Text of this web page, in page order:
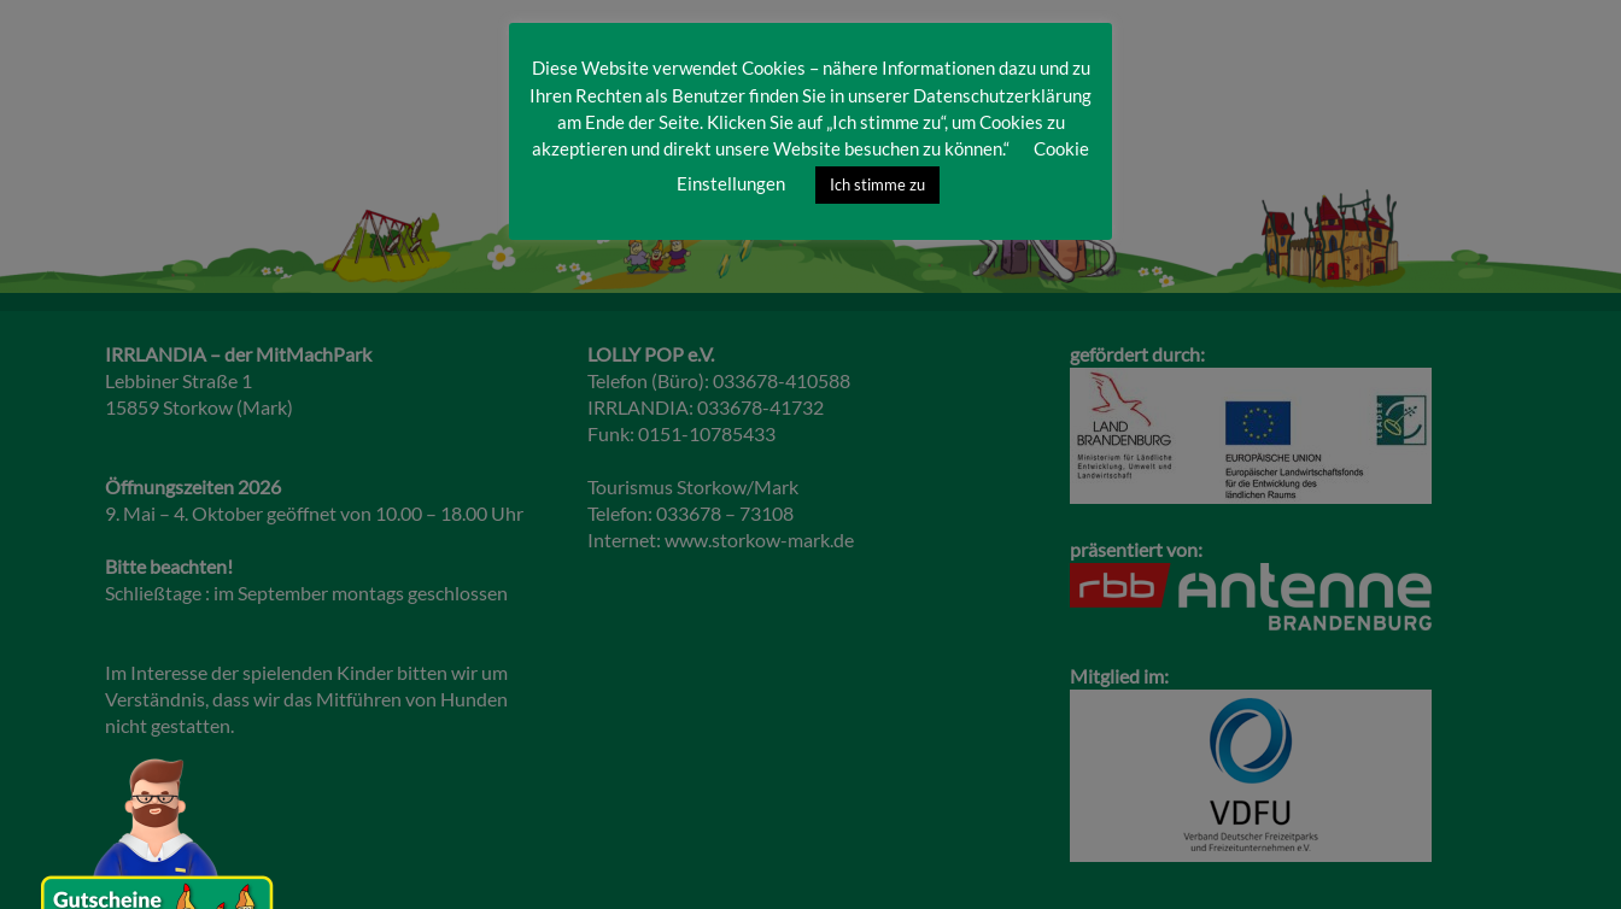
IRRLANDIA – der MitMachPark
Lebbiner Straße 1
15859 Storkow (Mark)
Öffnungszeiten 2026
9. Mai – 4. Oktober geöffnet von 10.00 – 18.00 Uhr
Bitte beachten!
Schließtage : im September montags geschlossen
Im Interesse der spielenden Kinder bitten wir um
Verständnis, dass wir das Mitführen von Hunden
nicht gestatten.
LOLLY POP e.V.
Telefon (Büro): 033678-410588
IRRLANDIA: 033678-41732
Funk: 0151-10785433
Tourismus Storkow/Mark
Telefon: 033678 – 73108
Internet: www.storkow-mark.de
gefördert durch:
präsentiert von:
Mitglied im:
Diese Website verwendet Cookies – nähere Informationen dazu und zu
Ihren Rechten als Benutzer finden Sie in unserer Datenschutzerklärung
am Ende der Seite. Klicken Sie auf „Ich stimme zu“, um Cookies zu
akzeptieren und direkt unsere Website besuchen zu können.“
Cookie
Einstellungen
Ich stimme zu